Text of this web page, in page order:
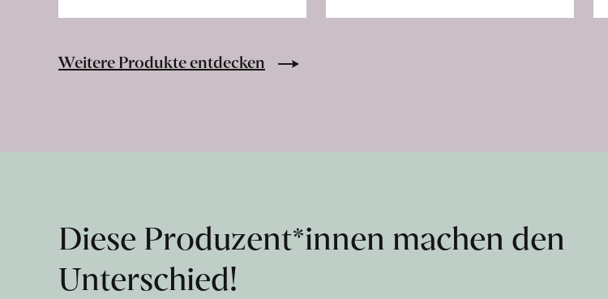
Weitere Produkte entdecken
Diese Produzent*innen machen den
Unterschied!